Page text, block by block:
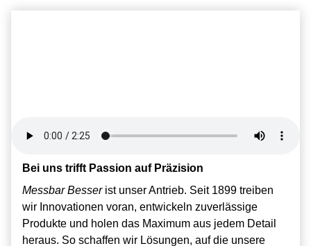
Bei uns trifft Passion auf Präzision
Messbar Besserist unser Antrieb. Seit 1899 treiben
wir Innovationen voran, entwickeln zuverlässige
Produkte und holen das Maximum aus jedem Detail
heraus. So schaffen wir Lösungen, auf die unsere